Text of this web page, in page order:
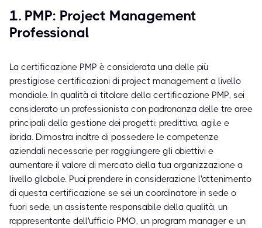
1. PMP: Project Management
Professional
La certificazione PMP è considerata una delle più
prestigiose certificazioni di project management a livello
mondiale. In qualità di titolare della certificazione PMP, sei
considerato un professionista con padronanza delle tre aree
principali della gestione dei progetti: predittiva, agile e
ibrida. Dimostra inoltre di possedere le competenze
aziendali necessarie per raggiungere gli obiettivi e
aumentare il valore di mercato della tua organizzazione a
livello globale. Puoi prendere in considerazione l'ottenimento
di questa certificazione se sei un coordinatore in sede o
fuori sede, un assistente responsabile della qualità, un
rappresentante dell'ufficio PMO, un program manager e un